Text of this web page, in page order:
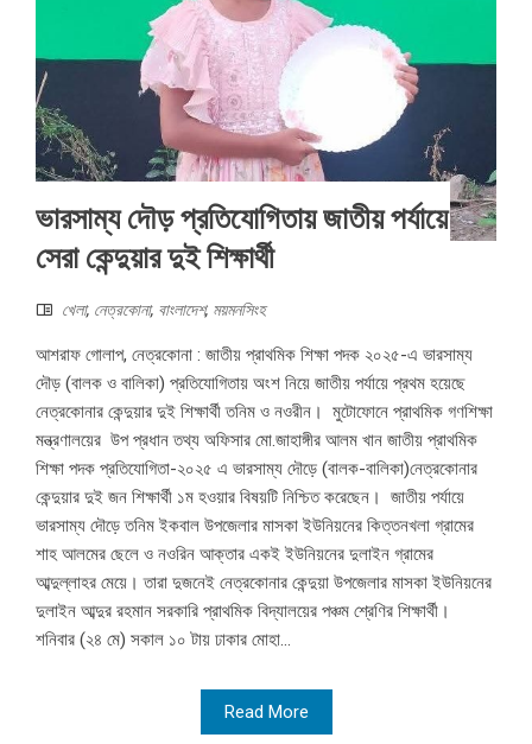
ভারসাম্য দৌড় প্রতিযোগিতায় জাতীয় পর্যায়ে
সেরা কেন্দুয়ার দুই শিক্ষার্থী
খেলা, নেত্রকোনা, বাংলাদেশ, ময়মনসিংহ
আশরাফ গোলাপ, নেত্রকোনা : জাতীয় প্রাথমিক শিক্ষা পদক ২০২৫-এ ভারসাম্য
দৌড় (বালক ও বালিকা) প্রতিযোগিতায় অংশ নিয়ে জাতীয় পর্যায়ে প্রথম হয়েছে
নেত্রকোনার কেন্দুয়ার দুই শিক্ষার্থী তনিম ও নওরীন। মুটোফোনে প্রাথমিক গণশিক্ষা
মন্ত্রণালয়ের উপ প্রধান তথ্য অফিসার মো.জাহাঙ্গীর আলম খান জাতীয় প্রাথমিক
শিক্ষা পদক প্রতিযোগিতা-২০২৫ এ ভারসাম্য দৌড়ে (বালক-বালিকা)নেত্রকোনার
কেন্দুয়ার দুই জন শিক্ষার্থী ১ম হওয়ার বিষয়টি নিশ্চিত করেছেন। জাতীয় পর্যায়ে
ভারসাম্য দৌড়ে তনিম ইকবাল উপজেলার মাসকা ইউনিয়নের কিত্তনখলা গ্রামের
শাহ আলমের ছেলে ও নওরিন আক্তার একই ইউনিয়নের দুলাইন গ্রামের
আব্দুল্লাহর মেয়ে। তারা দুজনেই নেত্রকোনার কেন্দুয়া উপজেলার মাসকা ইউনিয়নের
দুলাইন আব্দুর রহমান সরকারি প্রাথমিক বিদ্যালয়ের পঞ্চম শ্রেণির শিক্ষার্থী।
শনিবার (২৪ মে) সকাল ১০ টায় ঢাকার মোহা...
Read More